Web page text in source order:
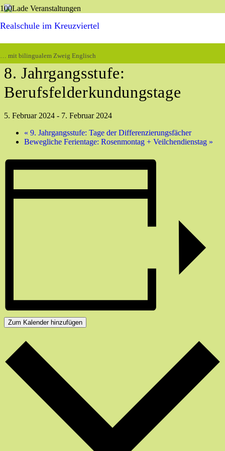
Realschule im Kreuzviertel
… mit bilingualem Zweig Englisch
« Alle Veranstaltungen
Diese Veranstaltung hat bereits stattgefunden.
8. Jahrgangsstufe:
Berufsfelderkundungstage
5. Februar 2024 - 7. Februar 2024
« 9. Jahrgangsstufe: Tage der Differenzierungsfächer
Bewegliche Ferientage: Rosenmontag + Veilchendienstag »
Zum Kalender hinzufügen